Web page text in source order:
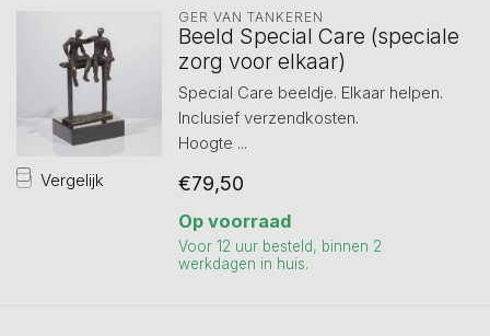
Vergelijk
GER VAN TANKEREN
Beeld Special Care (speciale
zorg voor elkaar)
Special Care beeldje. Elkaar helpen.
Inclusief verzendkosten.
Hoogte ...
€79,50
Op voorraad
Voor 12 uur besteld, binnen 2
werkdagen in huis.